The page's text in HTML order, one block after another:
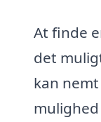
At finde
det
kan